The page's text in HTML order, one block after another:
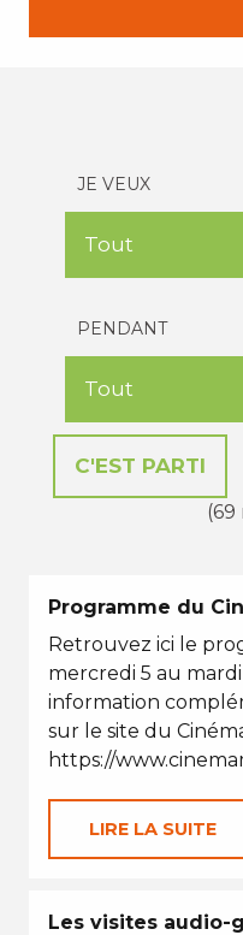
JE VEUX
PENDANT
(69
Programme du
Retrouvez ici le
mercredi 5 au
information
sur le site du
https://
LIRE LA SUITE
Les visites audio-